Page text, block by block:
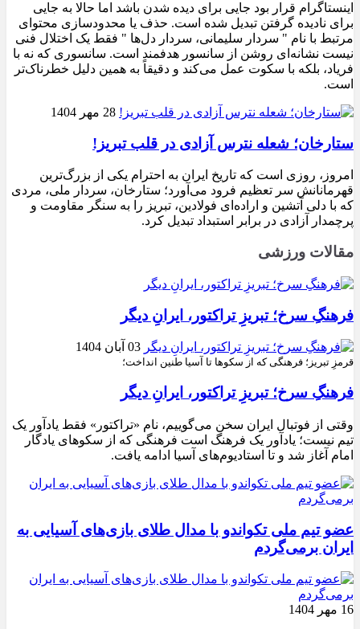
اینستاگرام قرار بود جایی برای دیده شدن باشد اما حالا به جایی
برای نادیده گرفتن تبدیل شده است. حذف یا محدودسازی محتوای
مرتبط با نام " سردار سلیمانی، سردار دل‌ها " فقط یک اختلال فنی
نیست نشانه‌ای روشن از سانسور هدفمند است. سانسوری که نه با
فریاد، بلکه با سکوت عمل می‌کند و دقیقاً به همین دلیل خطرناک‌تر
است.
28 مهر 1404
ستارخان؛ شعله نترس آزادی در قلب تبریز!
امروز، روزی است که تاریخ ایران به احترام یکی از بزرگ‌ترین
قهرمانانش سر تعظیم فرود می‌آورد؛ ستارخان، سردار ملی، مردی
که با دلی آتشین و اراده‌ای فولادین، تبریز را به سنگر مقاومت و
پرچمدار آزادی در برابر استبداد تبدیل کرد.
مقالات ورزشی
فرهنگِ سرخ؛ تبریزِ تراکتور، ایرانِ دیگر
03 آبان 1404
قرمزِ تبریز؛ فرهنگی که از سکوها تا آسیا طنین انداخت؛
فرهنگِ سرخ؛ تبریزِ تراکتور، ایرانِ دیگر
وقتی از فوتبال ایران سخن می‌گوییم، نام «تراکتور» فقط یادآور یک
تیم نیست؛ یادآور یک فرهنگ است فرهنگی که از سکوهای یادگار
امام آغاز شد و تا استادیوم‌های آسیا ادامه یافت.
عضو تیم ملی تکواندو با مدال طلای بازی‌های آسیایی به
ایران برمی‌گردم
16 مهر 1404